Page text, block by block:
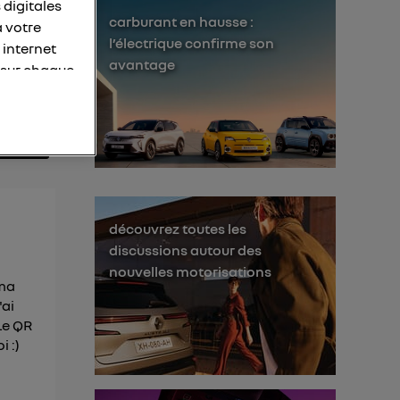
QR
:)
carburant en hausse :
l’électrique confirme son
avantage
découvrez toutes les
discussions autour des
nouvelles motorisations
digitales
votre
internet
chaque
adresse
même
du foyer
du
plus